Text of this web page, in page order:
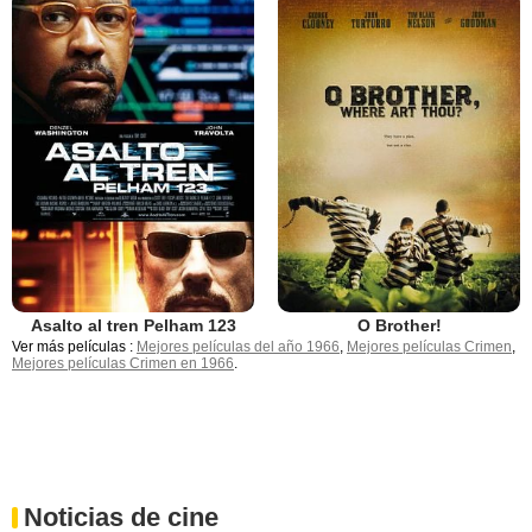
Asalto al tren Pelham 123 O Brother!
Ver más películas : Mejores películas del año 1966, Mejores películas Crimen,
Mejores películas Crimen en 1966.
Noticias de cine